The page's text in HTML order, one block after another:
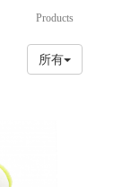
Products
所有